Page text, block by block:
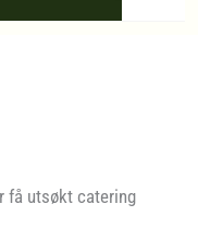
få utsøkt catering